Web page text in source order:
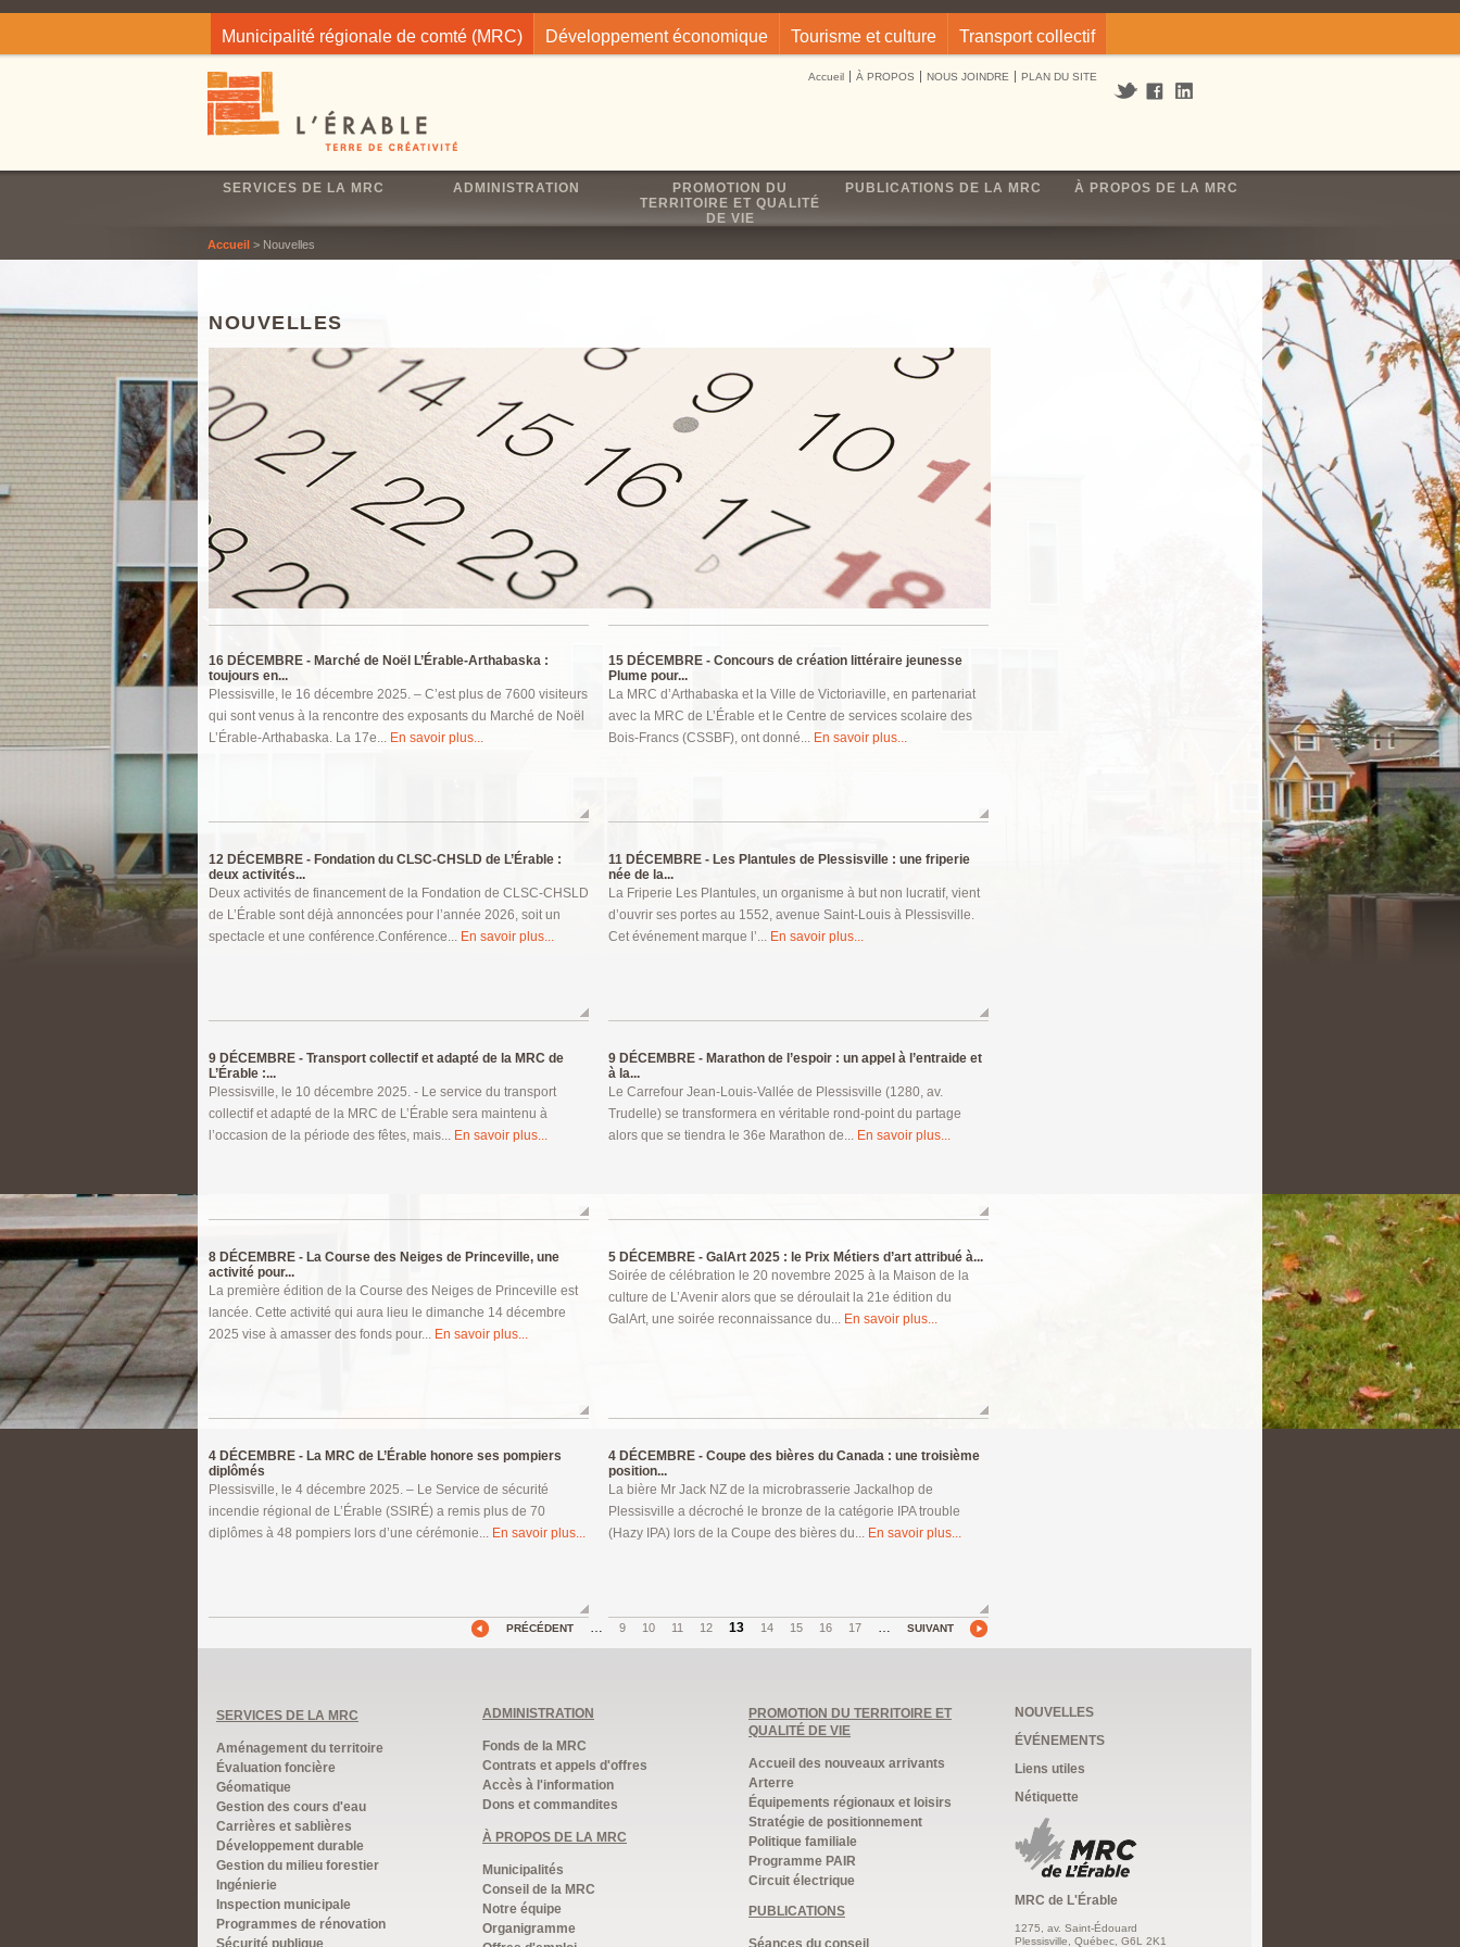
Municipalité régionale de comté (MRC) Développement économique Tourisme et culture Transport collectif
Accueil À PROPOS NOUS JOINDRE PLAN DU SITE
SERVICES DE LA MRC ADMINISTRATION
PROMOTION DU
TERRITOIRE ET QUALITÉ
DE VIE
PUBLICATIONS DE LA MRC À PROPOS DE LA MRC
Accueil> Nouvelles
NOUVELLES
16 DÉCEMBRE - Marché de Noël L’Érable-Arthabaska :
toujours en...
Plessisville, le 16 décembre 2025. – C’est plus de 7600 visiteurs
qui sont venus à la rencontre des exposants du Marché de Noël
L’Érable-Arthabaska. La 17e... En savoir plus...
15 DÉCEMBRE - Concours de création littéraire jeunesse
Plume pour...
La MRC d’Arthabaska et la Ville de Victoriaville, en partenariat
avec la MRC de L’Érable et le Centre de services scolaire des
Bois-Francs (CSSBF), ont donné... En savoir plus...
12 DÉCEMBRE - Fondation du CLSC-CHSLD de L’Érable :
deux activités...
Deux activités de financement de la Fondation de CLSC-CHSLD
de L’Érable sont déjà annoncées pour l’année 2026, soit un
spectacle et une conférence.Conférence... En savoir plus...
11 DÉCEMBRE - Les Plantules de Plessisville : une friperie
née de la...
La Friperie Les Plantules, un organisme à but non lucratif, vient
d’ouvrir ses portes au 1552, avenue Saint-Louis à Plessisville.
Cet événement marque l’... En savoir plus...
9 DÉCEMBRE - Transport collectif et adapté de la MRC de
L’Érable :...
Plessisville, le 10 décembre 2025. - Le service du transport
collectif et adapté de la MRC de L’Érable sera maintenu à
l’occasion de la période des fêtes, mais... En savoir plus...
9 DÉCEMBRE - Marathon de l’espoir : un appel à l’entraide et
à la...
Le Carrefour Jean-Louis-Vallée de Plessisville (1280, av.
Trudelle) se transformera en véritable rond-point du partage
alors que se tiendra le 36e Marathon de... En savoir plus...
8 DÉCEMBRE - La Course des Neiges de Princeville, une
activité pour...
La première édition de la Course des Neiges de Princeville est
lancée. Cette activité qui aura lieu le dimanche 14 décembre
2025 vise à amasser des fonds pour... En savoir plus...
5 DÉCEMBRE - GalArt 2025 : le Prix Métiers d’art attribué à...
Soirée de célébration le 20 novembre 2025 à la Maison de la
culture de L’Avenir alors que se déroulait la 21e édition du
GalArt, une soirée reconnaissance du... En savoir plus...
4 DÉCEMBRE - La MRC de L’Érable honore ses pompiers
diplômés
Plessisville, le 4 décembre 2025. – Le Service de sécurité
incendie régional de L’Érable (SSIRÉ) a remis plus de 70
diplômes à 48 pompiers lors d’une cérémonie... En savoir plus...
4 DÉCEMBRE - Coupe des bières du Canada : une troisième
position...
La bière Mr Jack NZ de la microbrasserie Jackalhop de
Plessisville a décroché le bronze de la catégorie IPA trouble
(Hazy IPA) lors de la Coupe des bières du... En savoir plus...
Pages
PRÉCÉDENT … 9 10 11 12 13 14 15 16 17 … SUIVANT
SERVICES DE LA MRC
Aménagement du territoire
Évaluation foncière
Géomatique
Gestion des cours d'eau
Carrières et sablières
Développement durable
Gestion du milieu forestier
Ingénierie
Inspection municipale
Programmes de rénovation
Sécurité publique
ADMINISTRATION
Fonds de la MRC
Contrats et appels d'offres
Accès à l'information
Dons et commandites
À PROPOS DE LA MRC
Municipalités
Conseil de la MRC
Notre équipe
Organigramme
PROMOTION DU TERRITOIRE ET
QUALITÉ DE VIE
Accueil des nouveaux arrivants
Arterre
Équipements régionaux et loisirs
Stratégie de positionnement
Politique familiale
Programme PAIR
Circuit électrique
PUBLICATIONS
Séances du conseil
NOUVELLES
ÉVÉNEMENTS
Liens utiles
Nétiquette
MRC de L'Érable
1275, av. Saint-Édouard
Plessisville, Québec, G6L 2K1